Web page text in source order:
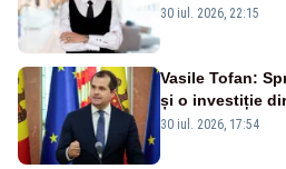
Bolojan”
30 iul. 2026, 22:15
Vasile Tofan:
și o investiție
Republicii
30 iul. 2026, 17:54